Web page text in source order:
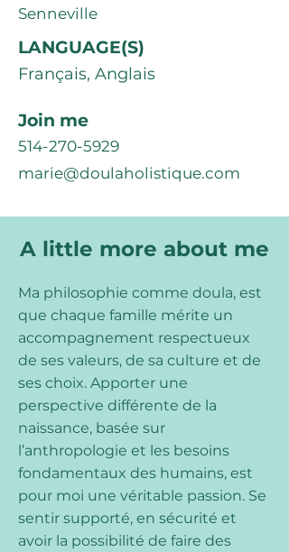
Senneville
LANGUAGE(S)
Français, Anglais
Join me
514-270-5929
marie@doulaholistique.com
A little more about me
Ma philosophie comme doula, est
que chaque famille mérite un
accompagnement respectueux
de ses valeurs, de sa culture et de
ses choix. Apporter une
perspective différente de la
naissance, basée sur
l’anthropologie et les besoins
fondamentaux des humains, est
pour moi une véritable passion. Se
sentir supporté, en sécurité et
avoir la possibilité de faire des